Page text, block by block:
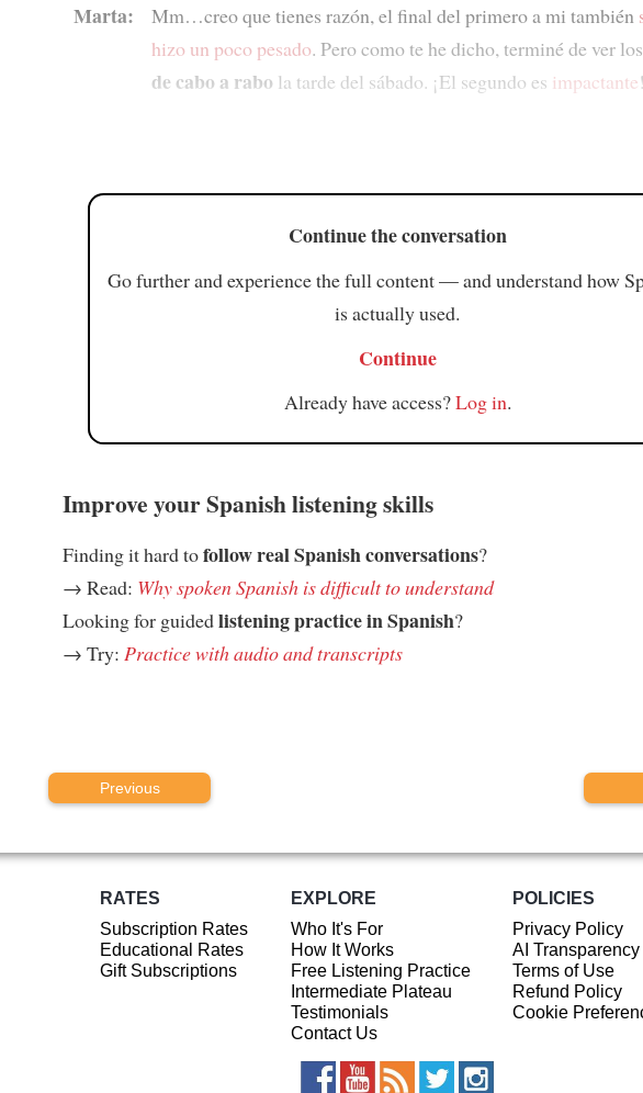
Marta: Mm…creo que tienes razón, el final del primero a mi también
hizo un poco pesado. Pero como te he dicho, terminé de ver
de cabo a rabo la tarde del sábado. ¡El segundo es impactante!
Continue the conversation
Go further and experience the full content — and understand how
is actually used.
Continue
Already have access?Log in.
Improve your Spanish listening skills
Finding it hard tofollow real Spanish conversations?
→ Read: Why spoken Spanish is difficult to understand
Looking for guidedlistening practice in Spanish?
→ Try: Practice with audio and transcripts
Previous
RATES
Subscription Rates
Educational Rates
Gift Subscriptions
EXPLORE
Who It's For
How It Works
Free Listening Practice
Intermediate Plateau
Testimonials
Contact Us
POLICIES
Privacy Policy
AI
Terms of Use
Refund Policy
Cookie